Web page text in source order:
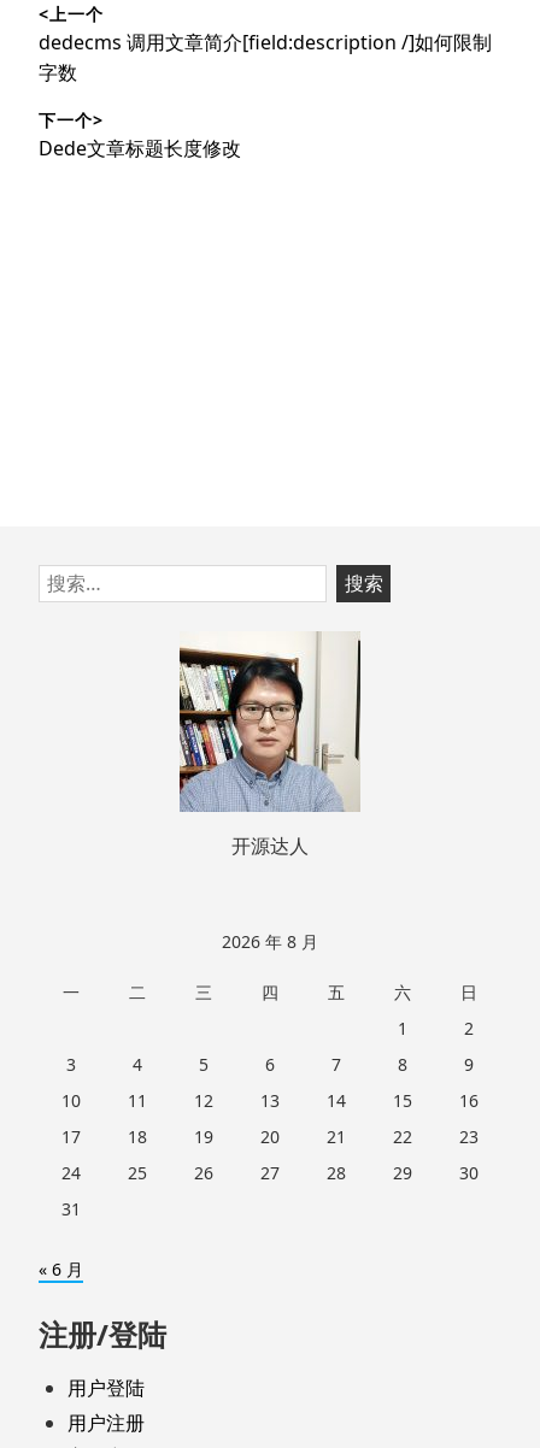
章
导
航
<上一个
上
篇
章：
dedecms 调用文章简介[field:description /]如何限制
字数
下一个>
下
Dede文章标题长度修改
跳
至
搜
索：
开源达人
2026 年 8 月
一 二 三 四 五 六
日
1
2
3
4 5 6 7 8
9
10
11 12 13 14 15
16
17
18 19 20 21 22
23
24
25 26 27 28 29
30
31
« 6 月
注册/登陆
用户登陆
用户注册